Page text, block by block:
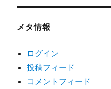
メタ情報
ログイン
投稿フィード
コメントフィード